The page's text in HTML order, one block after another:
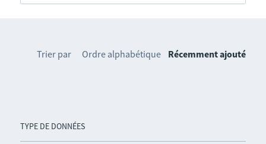
TYPE DE DONNÉES
Trier par Ordre alphabétique Récemment ajouté